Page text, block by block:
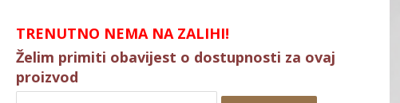
TRENUTNO NEMA NA ZALIHI!
Želim primiti obavijest o dostupnosti za ovaj
proizvod